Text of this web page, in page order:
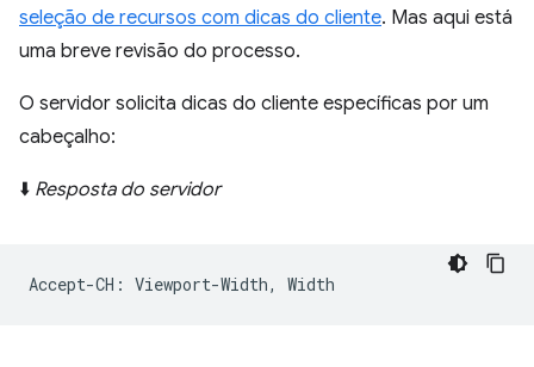
seleção de recursos com dicas do cliente. Mas aqui está
uma breve revisão do processo.
O servidor solicita dicas do cliente específicas por um
cabeçalho:
⬇️ Resposta do servidor